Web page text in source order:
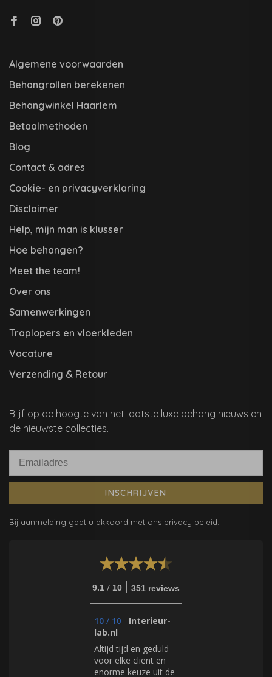
Algemene voorwaarden
Behangrollen berekenen
Behangwinkel Haarlem
Betaalmethoden
Blog
Contact & adres
Cookie- en privacyverklaring
Disclaimer
Help, mijn man is klusser
Hoe behangen?
Meet the team!
Over ons
Samenwerkingen
Traplopers en vloerkleden
Vacature
Verzending & Retour
Blijf op de hoogte van het laatste luxe behang nieuws en
de nieuwste collecties.
INSCHRIJVEN
Bij aanmelding gaat u akkoord met ons privacy beleid.
9.1 / 10 351 reviews
10 / 10
Interieur-
lab.nl
Altijd tijd en geduld
voor elke client en
enorme keuze uit de